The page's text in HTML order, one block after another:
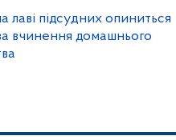
лаві підсудних опиниться
вчинення домашнього